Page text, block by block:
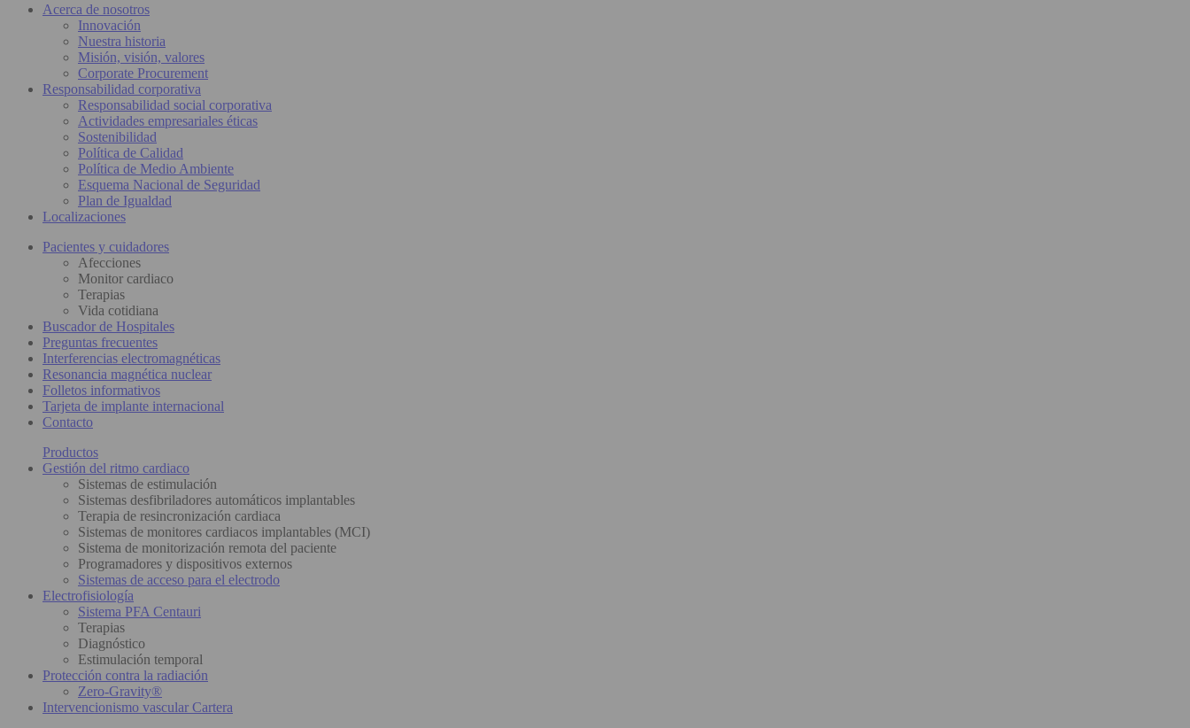
Acerca de nosotros
Innovación
Nuestra historia
Misión, visión, valores
Corporate Procurement
Responsabilidad corporativa
Responsabilidad social corporativa
Actividades empresariales éticas
Sostenibilidad
Política de Calidad
Política de Medio Ambiente
Esquema Nacional de Seguridad
Plan de Igualdad
Localizaciones
Pacientes y cuidadores
Afecciones
Monitor cardiaco
Terapias
Vida cotidiana
Buscador de Hospitales
Preguntas frecuentes
Interferencias electromagnéticas
Resonancia magnética nuclear
Folletos informativos
Tarjeta de implante internacional
Contacto
Productos
Gestión del ritmo cardiaco
Sistemas de estimulación
Sistemas desfibriladores automáticos implantables
Terapia de resincronización cardiaca
Sistemas de monitores cardiacos implantables (MCI)
Sistema de monitorización remota del paciente
Programadores y dispositivos externos
Sistemas de acceso para el electrodo
Electrofisiología
Sistema PFA Centauri
Terapias
Diagnóstico
Estimulación temporal
Protección contra la radiación
Zero-Gravity®
Intervencionismo vascular Cartera